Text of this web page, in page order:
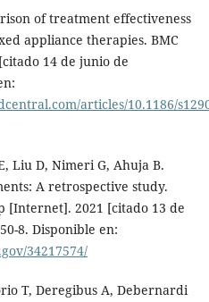
of treatment effectiveness
appliance therapies. BMC
14 de junio de
articles/10.1186/
Liu D, Nimeri G, Ahuja B.
A retrospective study.
[Internet]. 2021 [citado 13 de
8. Disponible en:
34217574/
T, Deregibus A, Debernardi